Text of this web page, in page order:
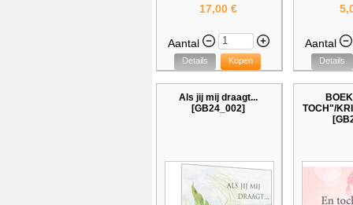
17,00 €
Aantal
Details Kopen
Aantal
Details
Als jij mij draagt...
[GB24_002]
TOCH"/